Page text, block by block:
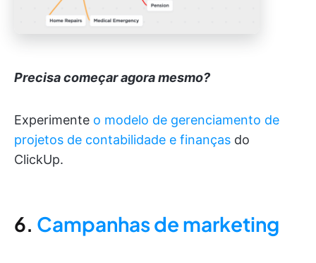
Precisa começar agora mesmo?
Experimente o modelo de gerenciamento de
projetos de contabilidade e finanças do
ClickUp.
6. Campanhas de marketing